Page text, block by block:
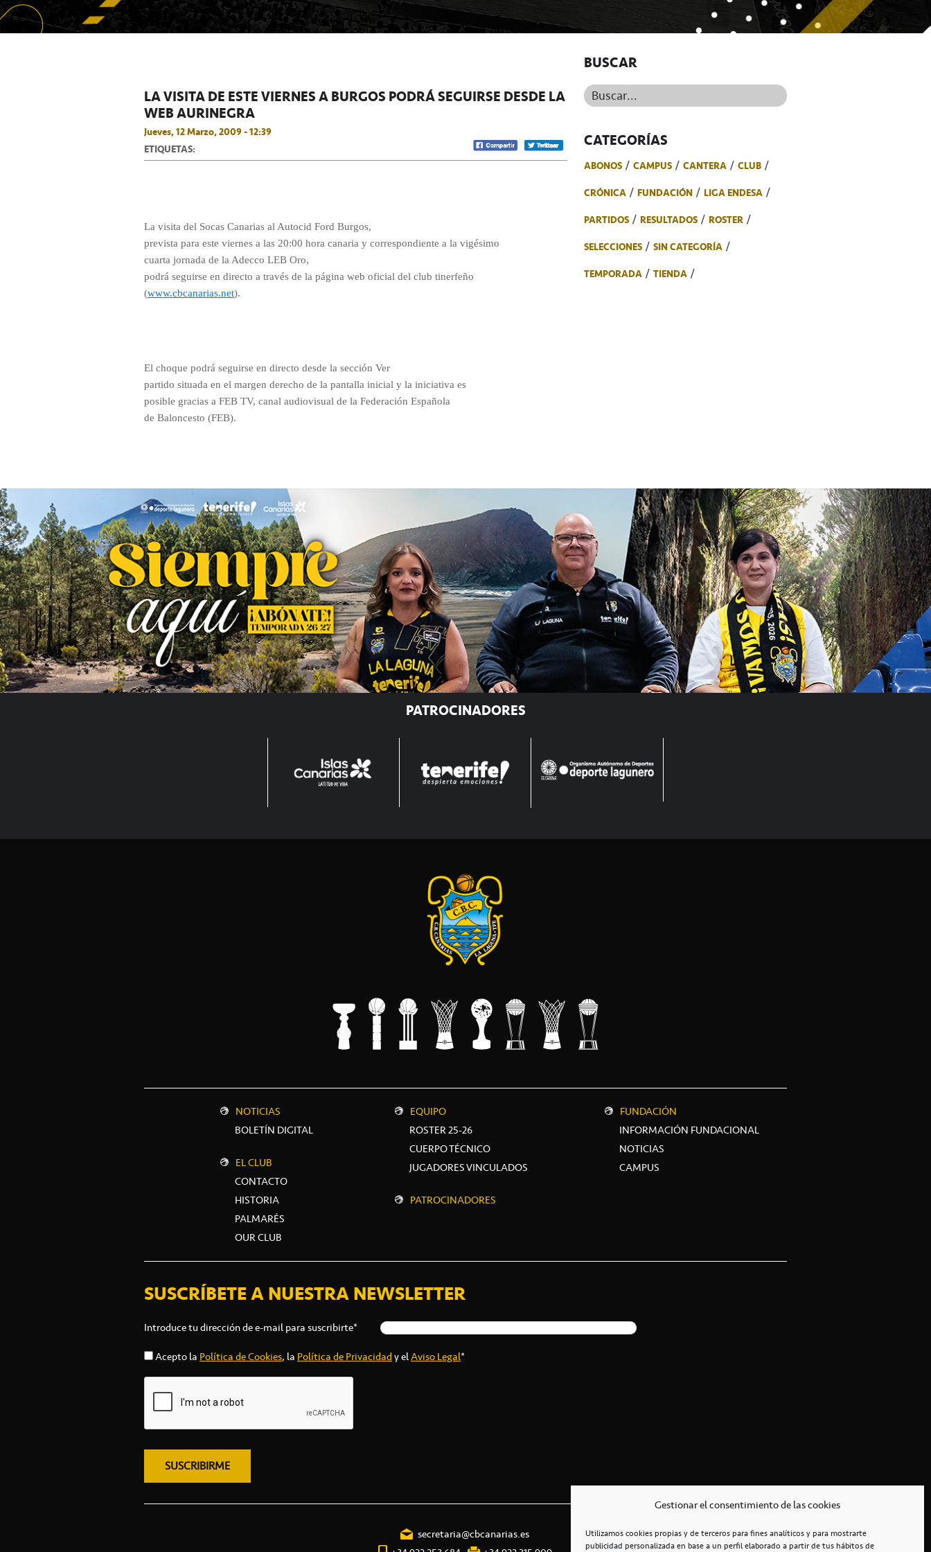
Gestionar el consentimiento de las cookies
Utilizamos cookies propias y de terceros para fines analíticos y para mostrarte
publicidad personalizada en base a un perfil elaborado a partir de tus hábitos de
LA VISITA DE ESTE VIERNES A BURGOS PODRÁ SEGUIRSE DESDE LA
WEB AURINEGRA
Jueves, 12 Marzo, 2009 - 12:39
ETIQUETAS:
La visita del Socas Canarias al Autocid Ford Burgos,
prevista para este viernes a las 20:00 hora canaria y correspondiente a la vigésimo
cuarta jornada de la Adecco LEB Oro,
podrá seguirse en directo a través de la página web oficial del club tinerfeño
(www.cbcanarias.net).
El choque podrá seguirse en directo desde la sección Ver
partido situada en el margen derecho de la pantalla inicial y la iniciativa es
posible gracias a FEB TV, canal audiovisual de la Federación Española
de Baloncesto (FEB).
BUSCAR
Buscar...
CATEGORÍAS
ABONOS CAMPUS CANTERA
CLUB
CRÓNICA
FUNDACIÓN
LIGA ENDESA
PARTIDOS
RESULTADOS
ROSTER
SELECCIONES
SIN CATEGORÍA
TEMPORADA
TIENDA
PATROCINADORES
NOTICIAS
BOLETÍN DIGITAL
EL CLUB
CONTACTO
HISTORIA
PALMARÉS
OUR CLUB
EQUIPO
ROSTER 25-26
CUERPO TÉCNICO
JUGADORES VINCULADOS
PATROCINADORES
FUNDACIÓN
INFORMACIÓN FUNDACIONAL
NOTICIAS
CAMPUS
SUSCRÍBETE A NUESTRA NEWSLETTER
Introduce tu dirección de e-mail para suscribirte*
Acepto la Política de Cookies, la Política de Privacidady elAviso Legal*
secretaria@cbcanarias.es